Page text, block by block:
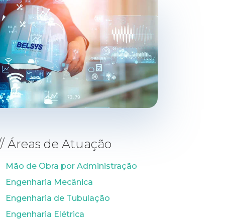
Áreas de Atuação
Mão de Obra por Administração
Engenharia Mecânica
Engenharia de Tubulação
Engenharia Elétrica